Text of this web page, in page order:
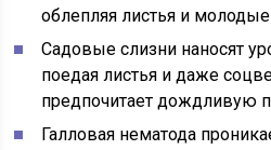
облепляя листья и
Садовые слизни наносят
поедая листья и даже
предпочитает дождливую
Галловая нематода